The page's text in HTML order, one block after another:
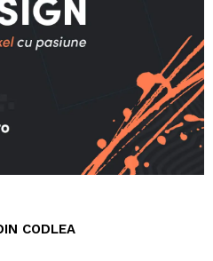
CODLEA